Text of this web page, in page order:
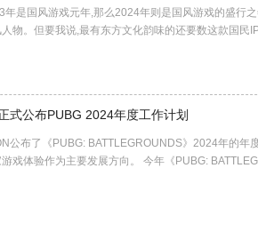
国风游戏元年,那么2024年则是国风游戏的盛行之
人物。但要我说,最有东方文化韵味的还要数这款国
式公布PUBG 2024年度工作计划
布了《PUBG: BATTLEGROUNDS》2024年的
戏体验作为主要发展方向。 今年《PUBG: